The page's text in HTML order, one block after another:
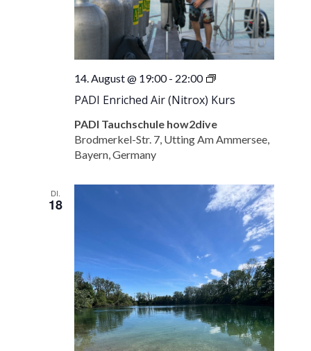
PADI Enriched Air (Nitrox) Kurs
14. August @ 19:00- 22:00
PADI
Air
(Nitrox)
Kurs
PADI Tauchschule how2dive
Brodmerkel-Str. 7, Utting Am Ammersee,
Bayern, Germany
DI.
18